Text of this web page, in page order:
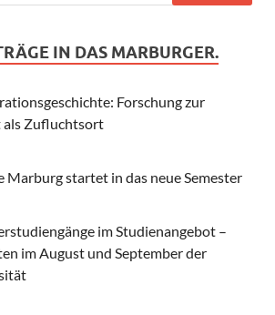
IN DAS MARBURGER.
Forschung zur
als Zufluchtsort
Marburg startet in das neue Semester
im Studienangebot –
im August und September der